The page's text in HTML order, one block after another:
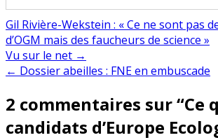
Gil Rivière-Wekstein : « Ce ne sont pas
d’OGM mais des faucheurs de science »
Navigation
de
l’article
Vu sur le net →
← Dossier abeilles : FNE en embuscade
2 commentaires sur “Ce
candidats d’Europe